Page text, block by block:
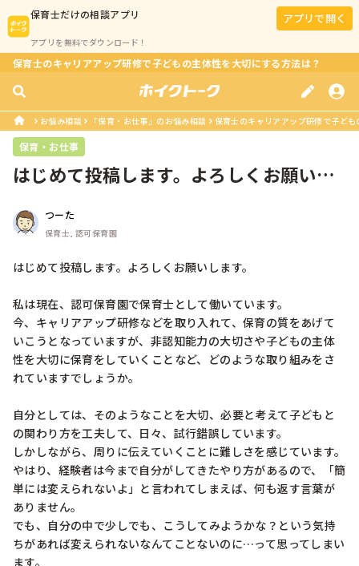
保育士だけの相談アプリ
アプリを無料でダウンロード！
アプリで開く
保育士のキャリアアップ研修で子どもの主体性を大切にする方法は？
お悩み相談 「保育・お仕事」のお悩み相談 保育士のキャリアアップ研修で子ど
保育・お仕事
はじめて投稿します。よろしくお願いし
つーた
保育士, 認可保育園
はじめて投稿します。よろしくお願いします。
私は現在、認可保育園で保育士として働いています。
今、キャリアアップ研修などを取り入れて、保育の質をあげて
いこうとなっていますが、非認知能力の大切さや子どもの主体
性を大切に保育をしていくことなど、どのような取り組みをさ
れていますでしょうか。
自分としては、そのようなことを大切、必要と考えて子どもと
の関わり方を工夫して、日々、試行錯誤しています。
しかしながら、周りに伝えていくことに難しさを感じています。
やはり、経験者は今まで自分がしてきたやり方があるので、「簡
単には変えられないよ」と言われてしまえば、何も返す言葉が
ありません。
でも、自分の中で少しでも、こうしてみようかな？という気持
ちがあれば変えられないなんてことないのに…って思ってしまい
ます。